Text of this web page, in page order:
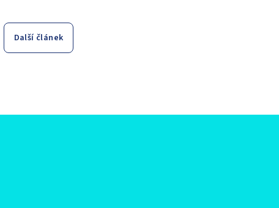
Další článek